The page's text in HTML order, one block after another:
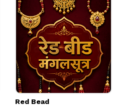
Red Bead